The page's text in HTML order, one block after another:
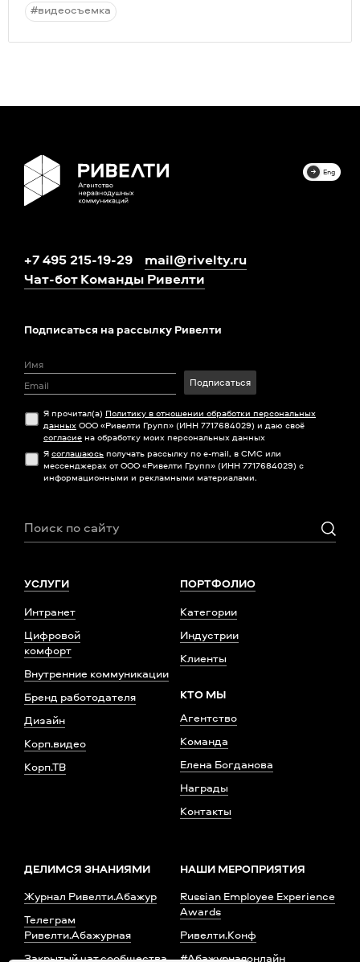
#видеосъемка
+7 495 215-19-29
mail@rivelty.ru
Чат-бот Команды Ривелти
Eng
УСЛУГИ
Интранет
Цифровой
комфорт
Внутренние коммуникации
Бренд работодателя
Дизайн
Корп.видео
Корп.ТВ
ПОРТФОЛИО
Категории
Индустрии
Клиенты
КТО МЫ
Агентство
Команда
Елена Богданова
Награды
Контакты
ДЕЛИМСЯ ЗНАНИЯМИ
Журнал Ривелти.Абажур
Телеграм
Ривелти.Абажурная
Закрытый чат сообщества
НАШИ МЕРОПРИЯТИЯ
Russian Employee Experience
Awards
Ривелти.Конф
#Абажурнаяонлайн
Подписаться на рассылку Ривелти
Подписаться
Я прочитал(а) Политику в отношении обработки персональных
данных ООО «Ривелти Групп» (ИНН 7717684029) и даю своё
согласие на обработку моих персональных данных
Я соглашаюсь получать рассылку по e-mail, в СМС или
мессенджерах от ООО «Ривелти Групп» (ИНН 7717684029) с
информационными и рекламными материалами.